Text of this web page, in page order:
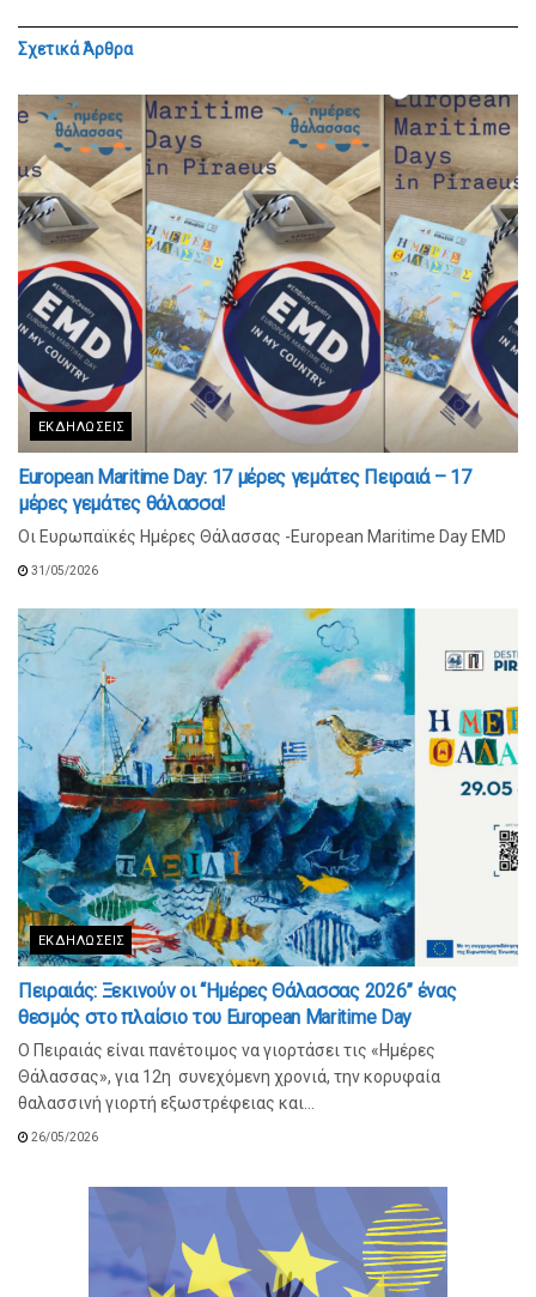
ΣχετικάΆρθρα
ΕΚΔΗΛΏΣΕΙΣ
European Maritime Day: 17 μέρες γεμάτες Πειραιά – 17
μέρες γεμάτες θάλασσα!
Οι Ευρωπαϊκές Ημέρες Θάλασσας -European Maritime Day EMD
31/05/2026
ΕΚΔΗΛΏΣΕΙΣ
Πειραιάς: Ξεκινούν οι “Ημέρες Θάλασσας 2026” ένας
θεσμός στο πλαίσιο του European Maritime Day
O Πειραιάς είναι πανέτοιμος να γιορτάσει τις «Ημέρες
Θάλασσας», για 12η συνεχόμενη χρονιά, την κορυφαία
θαλασσινή γιορτή εξωστρέφειας και...
26/05/2026